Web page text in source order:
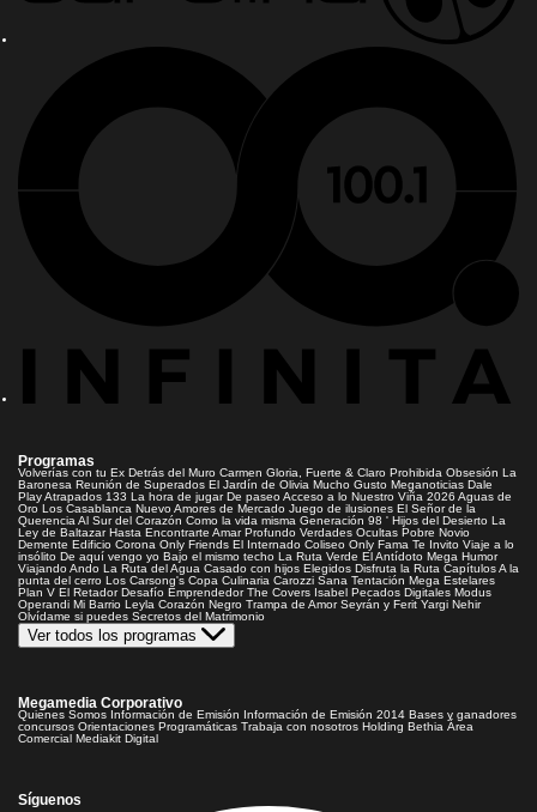
Programas
Volverías con tu Ex Detrás del Muro Carmen Gloria, Fuerte & Claro Prohibida Obsesión La
Baronesa Reunión de Superados El Jardín de Olivia Mucho Gusto Meganoticias Dale
PlayAtrapados 133 La hora de jugar De paseoAcceso a lo Nuestro Viña 2026 Aguas de
Oro Los Casablanca Nuevo Amores de Mercado Juego de ilusiones El Señor de la
Querencia Al Sur del Corazón Como la vida misma Generación 98 ' Hijos del Desierto La
Ley de Baltazar Hasta Encontrarte Amar Profundo Verdades Ocultas Pobre Novio
Demente Edificio Corona Only Friends El Internado Coliseo Only Fama Te Invito Viaje a lo
insólito De aquí vengo yo Bajo el mismo techo La Ruta Verde El Antídoto Mega Humor
Viajando Ando La Ruta del Agua Casado con hijos Elegidos Disfruta la Ruta CapítulosA la
punta del cerro Los Carsong's Copa Culinaria Carozzi Sana Tentación Mega Estelares
Plan V El Retador Desafío Emprendedor The Covers Isabel Pecados Digitales Modus
Operandi Mi Barrio Leyla Corazón Negro Trampa de Amor Seyrán y Ferit Yargi Nehir
Olvídame si puedes Secretos del Matrimonio
Ver todos los programas
Megamedia Corporativo
Quienes Somos Información de Emisión Información de Emisión 2014 Bases y ganadores
concursos Orientaciones Programáticas Trabaja con nosotros Holding Bethia Área
Comercial Mediakit Digital
Síguenos